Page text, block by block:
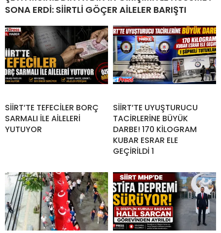
SONA ERDİ: SİİRTLİ GÖÇER AİLELER BARIŞTI
SİİRT’TE TEFECİLER BORÇ
SARMALI İLE AİLELERİ
YUTUYOR
SİİRT’TE UYUŞTURUCU
TACİRLERİNE BÜYÜK
DARBE! 170 KİLOGRAM
KUBAR ESRAR ELE
GEÇİRİLDİ 1